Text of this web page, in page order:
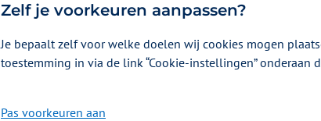
Kies uw
Zelf je voorkeuren aanpassen?
Je bepaalt zelf voor welke doelen wij cookies mogen
toestemming in via de link “Cookie-instellingen” onderaan
Pas voorkeuren aan